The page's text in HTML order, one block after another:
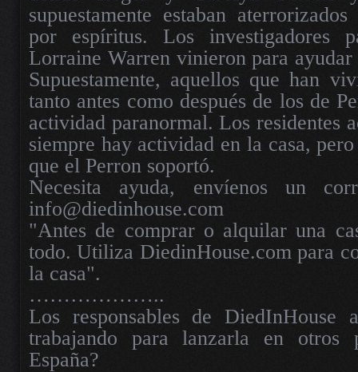
supuestamente estaban
por espíritus. Los investigadores
Lorraine Warren vinieron para
Supuestamente, aquellos que han
tanto antes como después de los de
actividad paranormal. Los residentes
siempre hay actividad en la casa,
que el Perron soportó.
Necesita ayuda, envíenos un
info@diedinhouse.com
"Antes de comprar o alquilar una
todo. Utiliza DiedinHouse.com para
la casa".
………………..
Los responsables de DiedInHouse
trabajando para lanzarla en otros
España?